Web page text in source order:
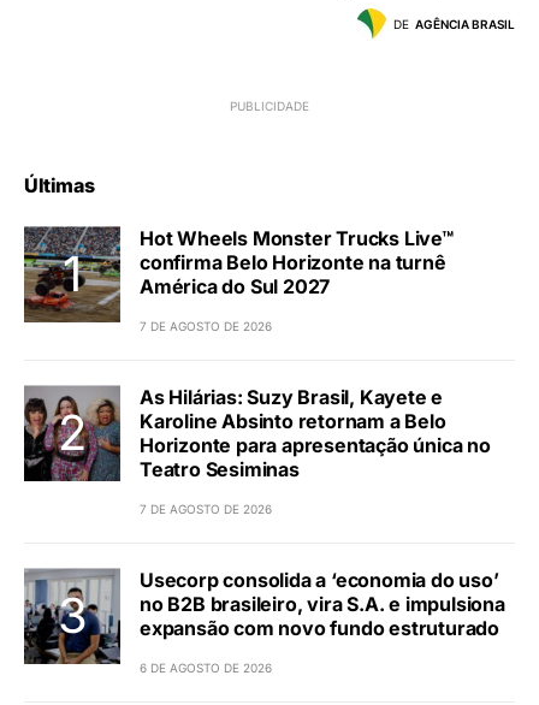
DE AGÊNCIA BRASIL
Últimas
Hot Wheels Monster Trucks Live™
confirma Belo Horizonte na turnê
América do Sul 2027
7 DE AGOSTO DE 2026
As Hilárias: Suzy Brasil, Kayete e
Karoline Absinto retornam a Belo
Horizonte para apresentação única no
Teatro Sesiminas
7 DE AGOSTO DE 2026
Usecorp consolida a ‘economia do uso’
no B2B brasileiro, vira S.A. e impulsiona
expansão com novo fundo estruturado
6 DE AGOSTO DE 2026